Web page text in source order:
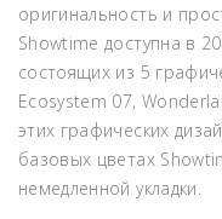
оригинальность и
Showtime доступна в
состоящих из 5
Ecosystem 07,
этих графических
базовых цветах
немедленной укладки.